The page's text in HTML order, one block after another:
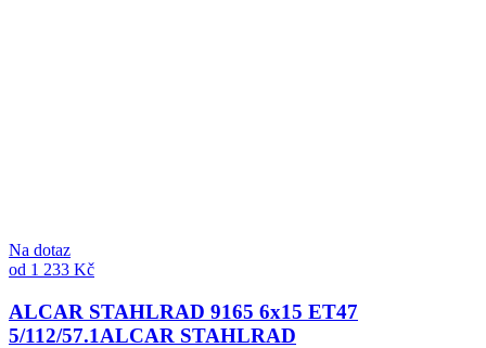
Na dotaz
od 1 233 Kč
ALCAR STAHLRAD 9165 6x15 ET47
5/112/57.1ALCAR STAHLRAD